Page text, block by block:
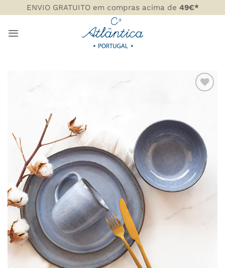
to
content
ENVIO GRATUITO em compras acima de 49€*
FAVORITOS